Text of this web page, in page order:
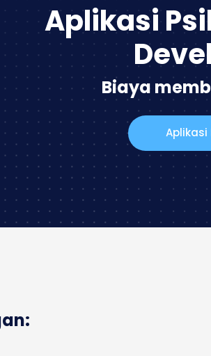
Aplikasi
Biaya
Aplikasi